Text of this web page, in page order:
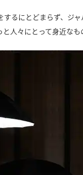
るにとどまらず、ジ
人々にとって身近な